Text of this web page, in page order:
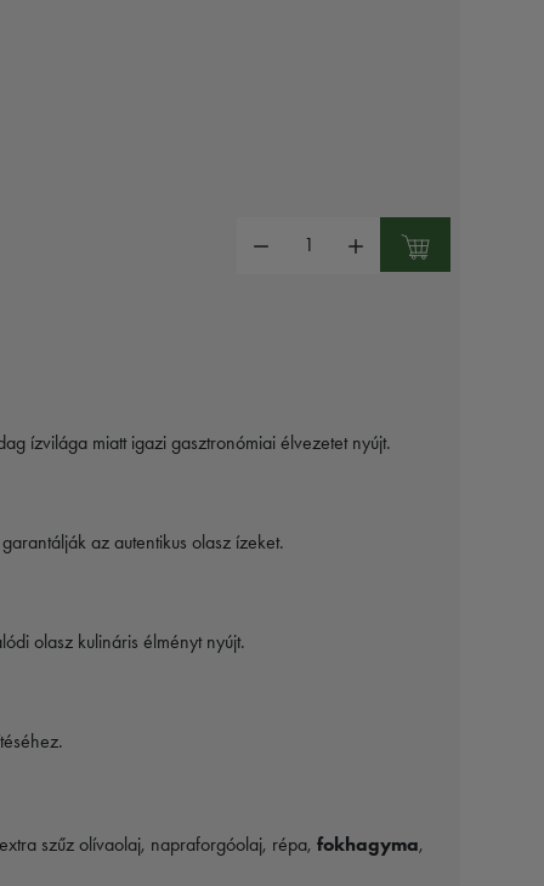
ízvilága miatt igazi gasztronómiai élvezetet nyújt.
az autentikus olasz ízeket.
olasz kulináris élményt nyújt.
szűz olívaolaj, napraforgóolaj, répa, fokhagyma,